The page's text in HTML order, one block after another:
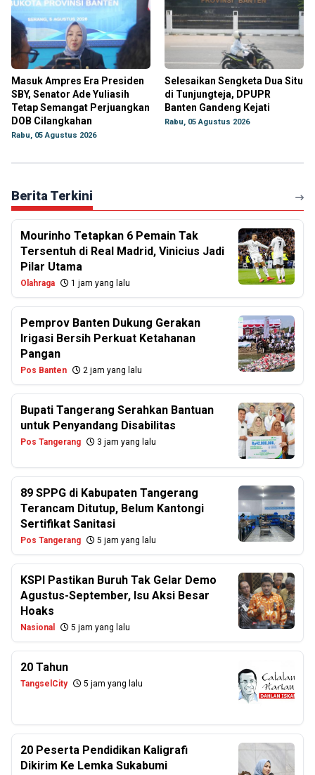
Masuk Ampres Era Presiden
SBY, Senator Ade Yuliasih
Tetap Semangat Perjuangkan
DOB Cilangkahan
Rabu, 05 Agustus 2026
Selesaikan Sengketa Dua Situ
di Tunjungteja, DPUPR
Banten Gandeng Kejati
Rabu, 05 Agustus 2026
Berita Terkini
Mourinho Tetapkan 6 Pemain Tak
Tersentuh di Real Madrid, Vinicius Jadi
Pilar Utama
Olahraga 1 jam yang lalu
Pemprov Banten Dukung Gerakan
Irigasi Bersih Perkuat Ketahanan
Pangan
Pos Banten 2 jam yang lalu
Bupati Tangerang Serahkan Bantuan
untuk Penyandang Disabilitas
Pos Tangerang 3 jam yang lalu
89 SPPG di Kabupaten Tangerang
Terancam Ditutup, Belum Kantongi
Sertifikat Sanitasi
Pos Tangerang 5 jam yang lalu
KSPI Pastikan Buruh Tak Gelar Demo
Agustus-September, Isu Aksi Besar
Hoaks
Nasional 5 jam yang lalu
20 Tahun
TangselCity 5 jam yang lalu
20 Peserta Pendidikan Kaligrafi
Dikirim Ke Lemka Sukabumi